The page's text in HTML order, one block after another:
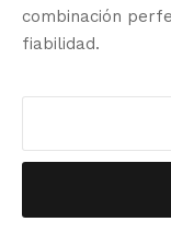
combinación
fiabilidad.